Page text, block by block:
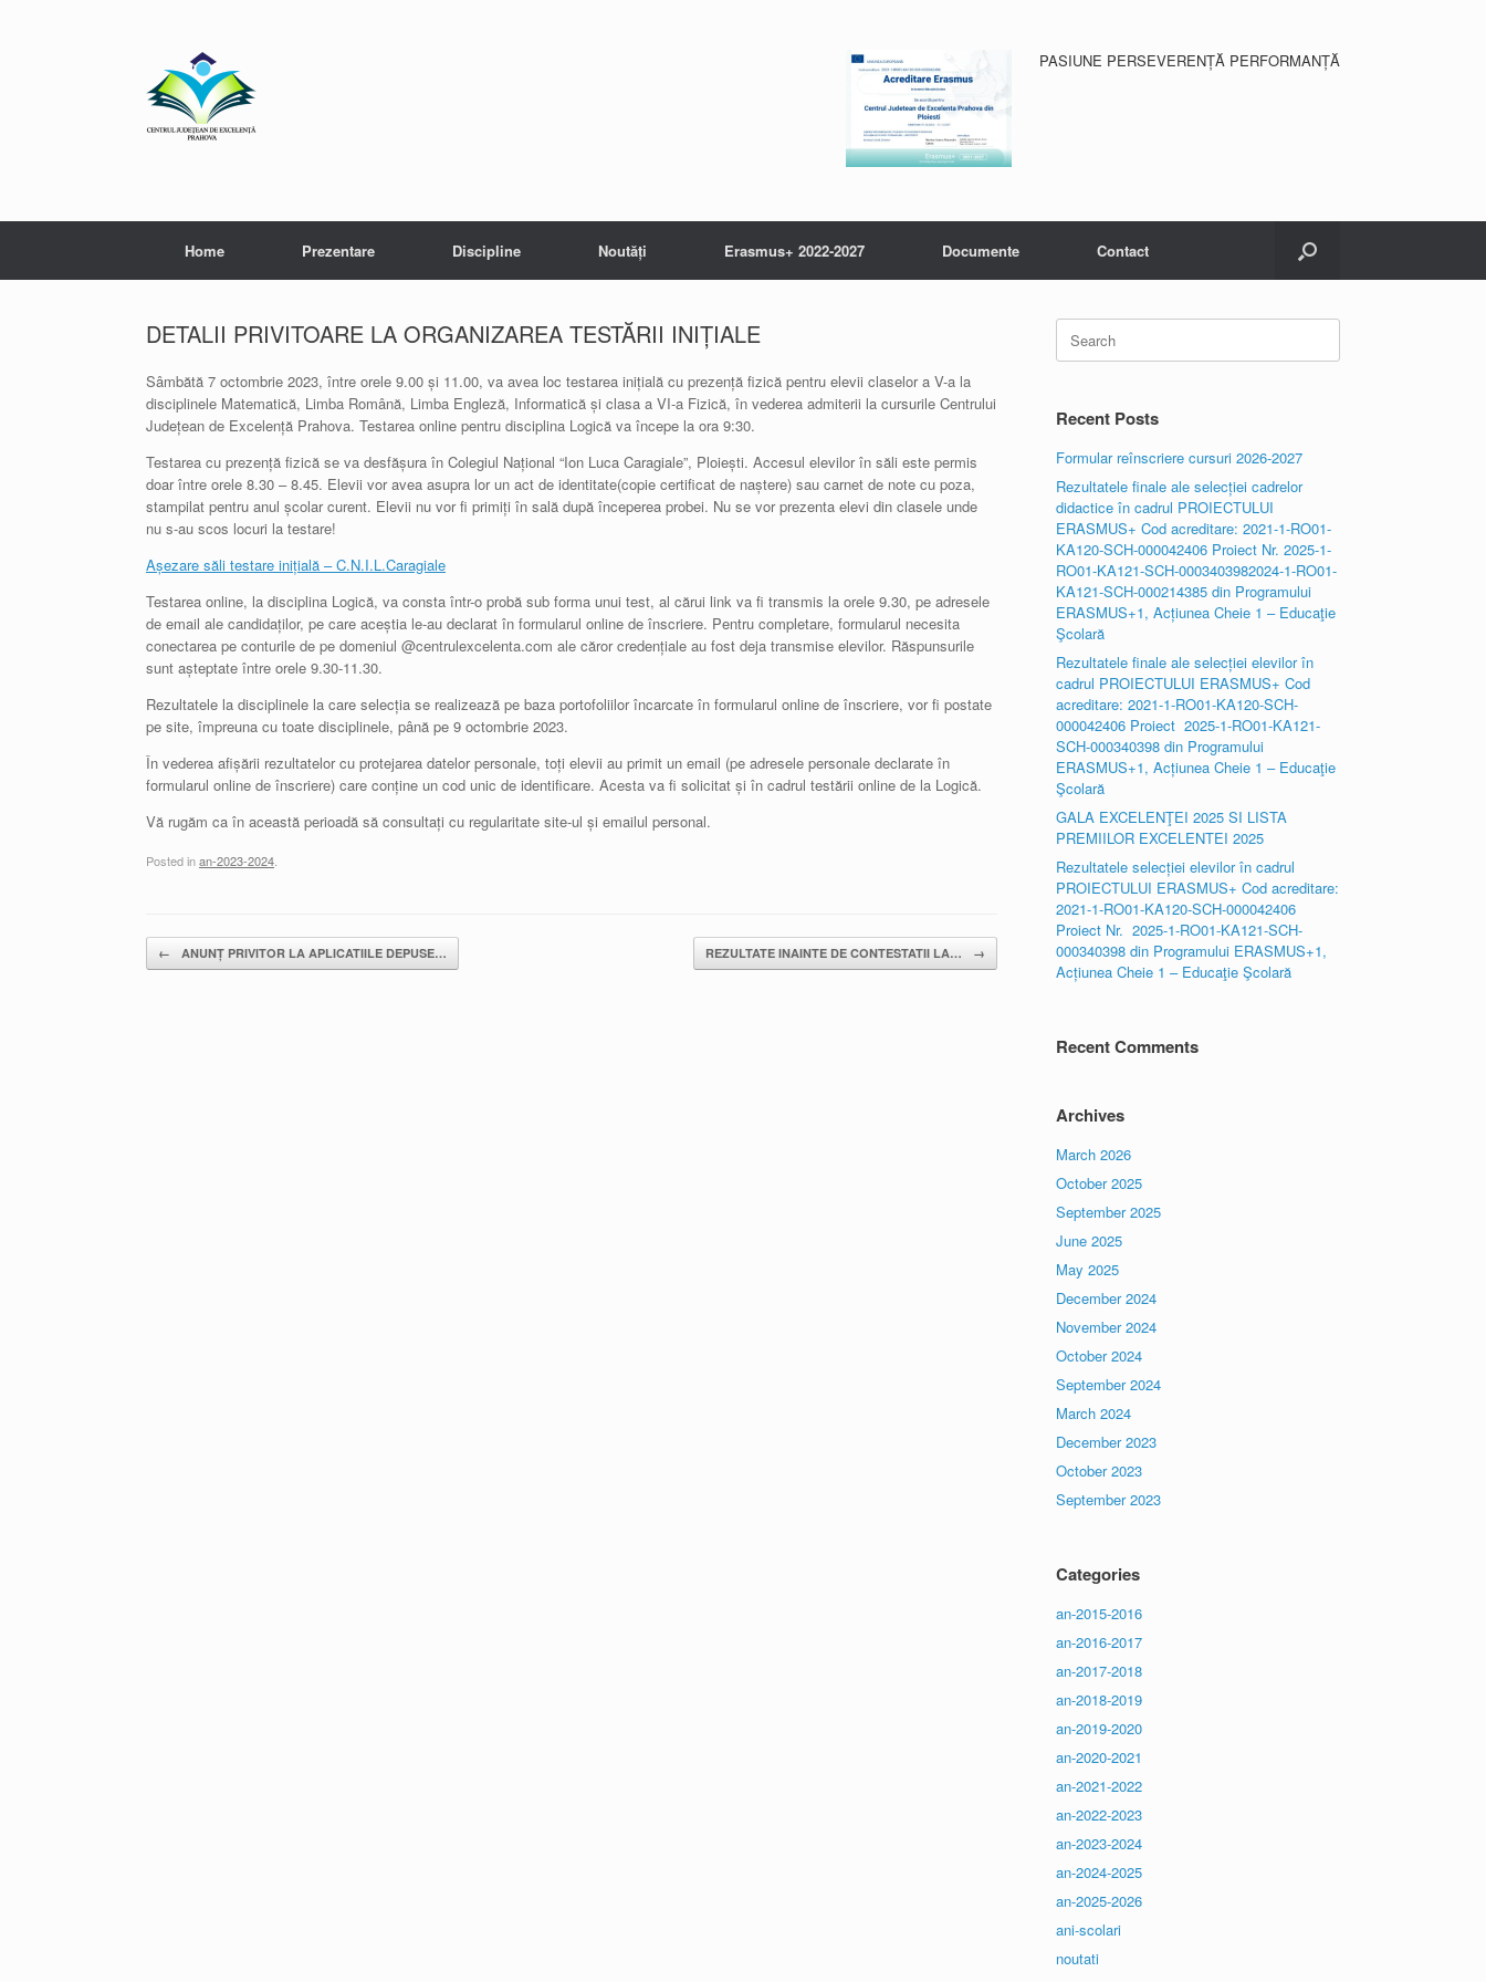
PASIUNE PERSEVERENȚĂ PERFORMANȚĂ
Home Prezentare Discipline Noutăți Erasmus+ 2022-2027 Documente Contact
DETALII PRIVITOARE LA ORGANIZAREA TESTĂRII INIȚIALE
Sâmbătă 7 octombrie 2023, între orele 9.00 și 11.00, va avea loc testarea inițială cu prezență fizică pentru elevii claselor a V-a la
disciplinele Matematică, Limba Română, Limba Engleză, Informatică și clasa a VI-a Fizică, în vederea admiterii la cursurile Centrului
Județean de Excelență Prahova. Testarea online pentru disciplina Logică va începe la ora 9:30.
Testarea cu prezență fizică se va desfășura în Colegiul Național “Ion Luca Caragiale”, Ploiești. Accesul elevilor în săli este permis
doar între orele 8.30 – 8.45. Elevii vor avea asupra lor un act de identitate(copie certificat de naștere) sau carnet de note cu poza,
stampilat pentru anul școlar curent. Elevii nu vor fi primiți în sală după începerea probei. Nu se vor prezenta elevi din clasele unde
nu s-au scos locuri la testare!
Așezare săli testare inițială – C.N.I.L.Caragiale
Testarea online, la disciplina Logică, va consta într-o probă sub forma unui test, al cărui link va fi transmis la orele 9.30, pe adresele
de email ale candidaților, pe care aceștia le-au declarat în formularul online de înscriere. Pentru completare, formularul necesita
conectarea pe conturile de pe domeniul @centrulexcelenta.com ale căror credențiale au fost deja transmise elevilor. Răspunsurile
sunt așteptate între orele 9.30-11.30.
Rezultatele la disciplinele la care selecția se realizează pe baza portofoliilor încarcate în formularul online de înscriere, vor fi postate
pe site, împreuna cu toate disciplinele, până pe 9 octombrie 2023.
În vederea afișării rezultatelor cu protejarea datelor personale, toți elevii au primit un email (pe adresele personale declarate în
formularul online de înscriere) care conține un cod unic de identificare. Acesta va fi solicitat și în cadrul testării online de la Logică.
Vă rugăm ca în această perioadă să consultați cu regularitate site-ul și emailul personal.
Posted inan-2023-2024
Post navigation
← ANUNȚ PRIVITOR LA APLICATIILE DEPUSE… REZULTATE INAINTE DE CONTESTATII LA… →
Search
for:
Recent Posts
Formular reînscriere cursuri 2026-2027
Rezultatele finale ale selecției cadrelor
didactice în cadrul PROIECTULUI
ERASMUS+ Cod acreditare: 2021-1-RO01-
KA120-SCH-000042406 Proiect Nr. 2025-1-
RO01-KA121-SCH-0003403982024-1-RO01-
KA121-SCH-000214385 din Programului
ERASMUS+1, Acțiunea Cheie 1 – Educaţie
Şcolară
Rezultatele finale ale selecției elevilor în
cadrul PROIECTULUI ERASMUS+ Cod
acreditare: 2021-1-RO01-KA120-SCH-
000042406 Proiect 2025-1-RO01-KA121-
SCH-000340398 din Programului
ERASMUS+1, Acțiunea Cheie 1 – Educaţie
Şcolară
GALA EXCELENŢEI 2025 SI LISTA
PREMIILOR EXCELENTEI 2025
Rezultatele selecției elevilor în cadrul
PROIECTULUI ERASMUS+ Cod acreditare:
2021-1-RO01-KA120-SCH-000042406
Proiect Nr. 2025-1-RO01-KA121-SCH-
000340398 din Programului ERASMUS+1,
Acțiunea Cheie 1 – Educaţie Şcolară
Recent Comments
Archives
March 2026
October 2025
September 2025
June 2025
May 2025
December 2024
November 2024
October 2024
September 2024
March 2024
December 2023
October 2023
September 2023
Categories
an-2015-2016
an-2016-2017
an-2017-2018
an-2018-2019
an-2019-2020
an-2020-2021
an-2021-2022
an-2022-2023
an-2023-2024
an-2024-2025
an-2025-2026
ani-scolari
noutati